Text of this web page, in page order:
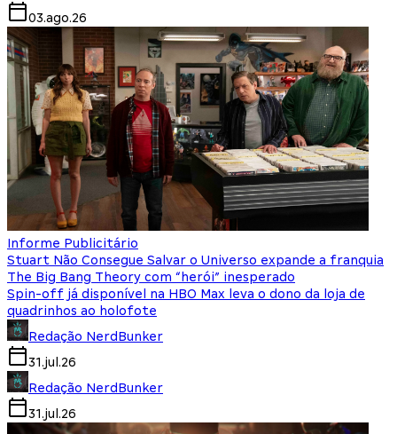
03.ago.26
Informe Publicitário
Stuart Não Consegue Salvar o Universo expande a franquia
The Big Bang Theory com “herói” inesperado
Spin-off já disponível na HBO Max leva o dono da loja de
quadrinhos ao holofote
Redação NerdBunker
31.jul.26
Redação NerdBunker
31.jul.26